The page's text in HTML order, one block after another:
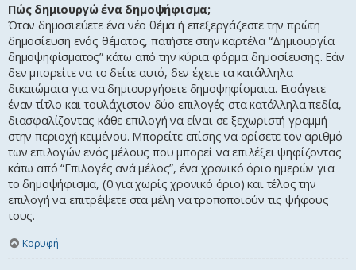
Πώς δημιουργώ ένα δημοψήφισμα;
Όταν δημοσιεύετε ένα νέο θέμα ή επεξεργάζεστε την πρώτη
δημοσίευση ενός θέματος, πατήστε στην καρτέλα “Δημιουργία
δημοψηφίσματος” κάτω από την κύρια φόρμα δημοσίευσης. Εάν
δεν μπορείτε να το δείτε αυτό, δεν έχετε τα κατάλληλα
δικαιώματα για να δημιουργήσετε δημοψηφίσματα. Εισάγετε
έναν τίτλο και τουλάχιστον δύο επιλογές στα κατάλληλα πεδία,
διασφαλίζοντας κάθε επιλογή να είναι σε ξεχωριστή γραμμή
στην περιοχή κειμένου. Μπορείτε επίσης να ορίσετε τον αριθμό
των επιλογών ενός μέλους που μπορεί να επιλέξει ψηφίζοντας
κάτω από “Επιλογές ανά μέλος”, ένα χρονικό όριο ημερών για
το δημοψήφισμα, (0 για χωρίς χρονικό όριο) και τέλος την
επιλογή να επιτρέψετε στα μέλη να τροποποιούν τις ψήφους
τους.
Κορυφή